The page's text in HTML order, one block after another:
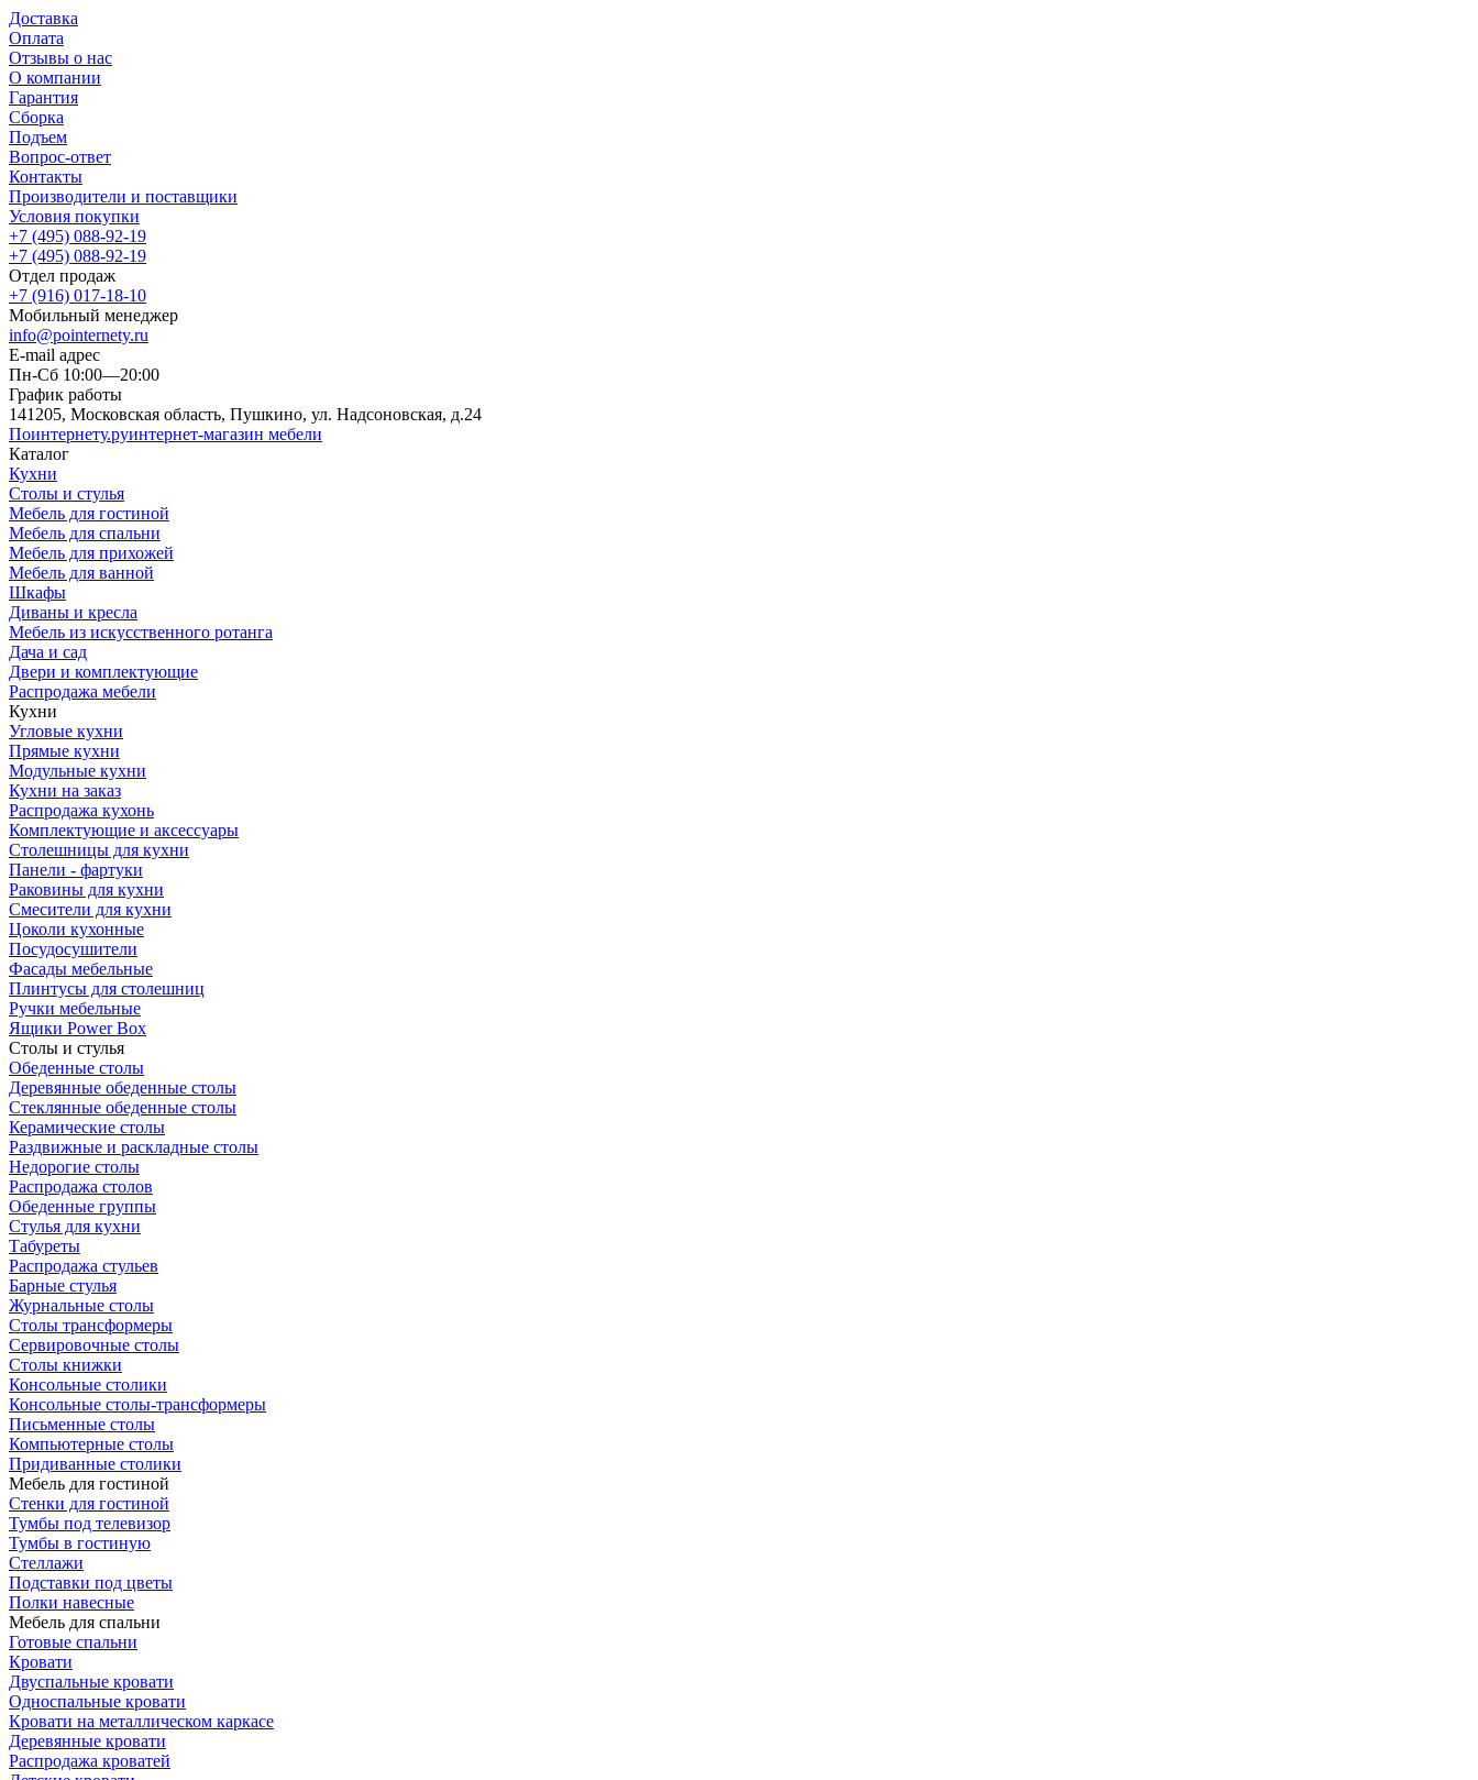
Доставка
Оплата
Отзывы о нас
О компании
Гарантия
Сборка
Подъем
Вопрос-ответ
Контакты
Производители и поставщики
Условия покупки
+7 (495) 088-92-19
+7 (495) 088-92-19
Отдел продаж
+7 (916) 017-18-10
Мобильный менеджер
info@pointernety.ru
E-mail адрес
Пн-Сб 10:00—20:00
График работы
141205, Московская область, Пушкино, ул. Надсоновская, д.24
Поинтернету.руинтернет-магазин мебели
Каталог
Кухни
Столы и стулья
Мебель для гостиной
Мебель для спальни
Мебель для прихожей
Мебель для ванной
Шкафы
Диваны и кресла
Мебель из искусственного ротанга
Дача и сад
Двери и комплектующие
Распродажа мебели
Кухни
Угловые кухни
Прямые кухни
Модульные кухни
Кухни на заказ
Распродажа кухонь
Комплектующие и аксессуары
Столешницы для кухни
Панели - фартуки
Раковины для кухни
Смесители для кухни
Цоколи кухонные
Посудосушители
Фасады мебельные
Плинтусы для столешниц
Ручки мебельные
Ящики Power Box
Столы и стулья
Обеденные столы
Деревянные обеденные столы
Стеклянные обеденные столы
Керамические столы
Раздвижные и раскладные столы
Недорогие столы
Распродажа столов
Обеденные группы
Стулья для кухни
Табуреты
Распродажа стульев
Барные стулья
Журнальные столы
Столы трансформеры
Сервировочные столы
Столы книжки
Консольные столики
Консольные столы-трансформеры
Письменные столы
Компьютерные столы
Придиванные столики
Мебель для гостиной
Стенки для гостиной
Тумбы под телевизор
Тумбы в гостиную
Стеллажи
Подставки под цветы
Полки навесные
Мебель для спальни
Готовые спальни
Кровати
Двуспальные кровати
Односпальные кровати
Кровати на металлическом каркасе
Деревянные кровати
Распродажа кроватей